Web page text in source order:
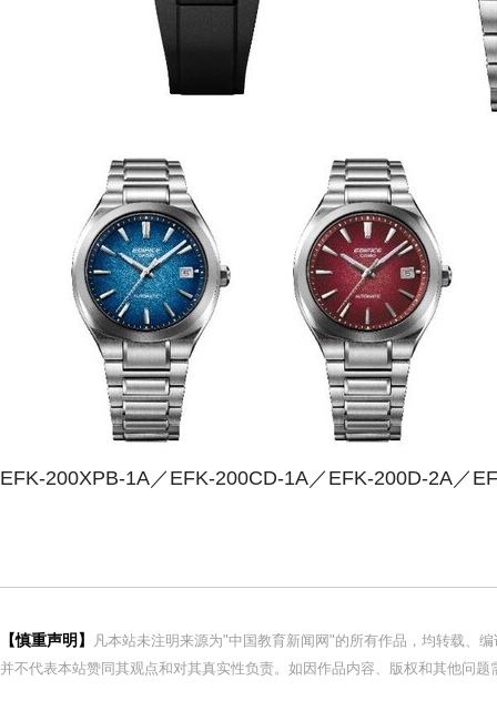
EFK-200XPB-1A／EFK-200CD-1A／EFK-200D-2A／
【慎重声明】
凡本站未注明来源为"中国教育新闻网"的所有作品，均转载、
并不代表本站赞同其观点和对其真实性负责。如因作品内容、版权和其他问